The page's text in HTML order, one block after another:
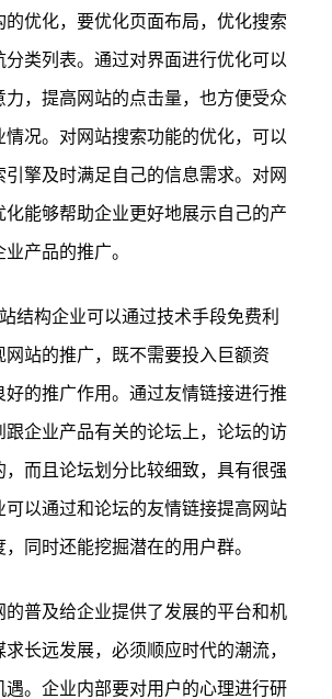
的优化，要优化页面布局，优化搜索
分类列表。通过对界面进行优化可以
力，提高网站的点击量，也方便受众
情况。对网站搜索功能的优化，可以
擎及时满足自己的信息需求。对网
化能够帮助企业更好地展示自己的产
产品的推广。
构企业可以通过技术手段免费利
网站的推广，既不需要投入巨额资
好的推广作用。通过友情链接进行推
跟企业产品有关的论坛上，论坛的访
，而且论坛划分比较细致，具有很强
可以通过和论坛的友情链接提高网站
同时还能挖掘潜在的用户群。
普及给企业提供了发展的平台和机
长远发展，必须顺应时代的潮流，
遇。企业内部要对用户的心理进行研